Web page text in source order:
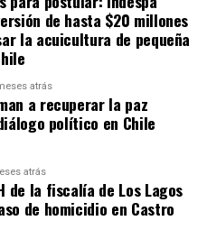
de hasta $20 millones
la acuicultura de pequeña
atrás
a recuperar la paz
político en Chile
atrás
de la fiscalía de Los Lagos
de homicidio en Castro